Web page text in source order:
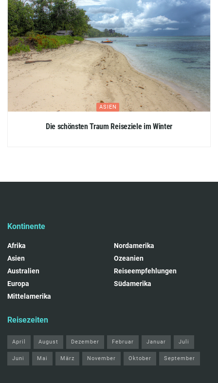
ASIEN
Die schönsten Traum Reiseziele im Winter
Kontinente
Afrika
Asien
Australien
Europa
Mittelamerika
Nordamerika
Ozeanien
Reiseempfehlungen
Südamerika
Reisezeiten
April August Dezember Februar Januar Juli
Juni Mai März November Oktober September